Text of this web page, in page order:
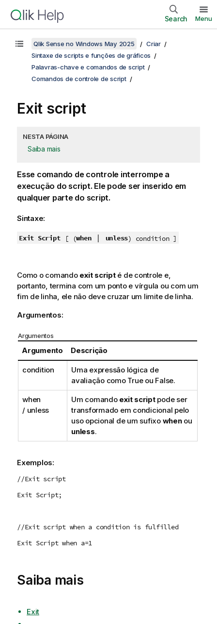
Search Menu
Qlik Sense no Windows May 2025
Criar
Sintaxe de scripts e funções de gráficos
Palavras-chave e comandos de script
Comandos de controle de script
Exit script
NESTA PÁGINA
Saiba mais
Esse comando de controle interrompe a
execução do script. Ele pode ser inserido em
qualquer parte do script.
Sintaxe:
Exit Script [ (when| unless) condition ]
Como o comando exit scripté de controle e,
portanto, termina com um ponto e vírgula ou com um
fim de linha, ele não deve cruzar um limite de linha.
Argumentos:
Argumentos
Argumento Descrição
condition
Uma expressão lógica de
avaliação como Trueou False.
when
/ unless
Um comando exit scriptpode ser
transformado em condicional pelo
uso opcional de um sufixo whenou
unless.
Exemplos:
//Exit script
Exit Script;
//Exit script when a condition is fulfilled
Exit Script when a=1
Saiba mais
Exit